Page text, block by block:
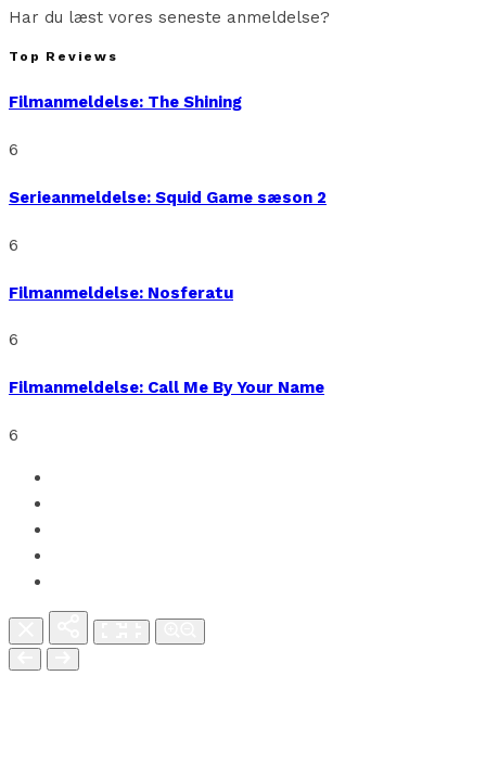
Har du læst vores seneste anmeldelse?
Top Reviews
Filmanmeldelse: The Shining
6
Serieanmeldelse: Squid Game sæson 2
6
Filmanmeldelse: Nosferatu
6
Filmanmeldelse: Call Me By Your Name
6